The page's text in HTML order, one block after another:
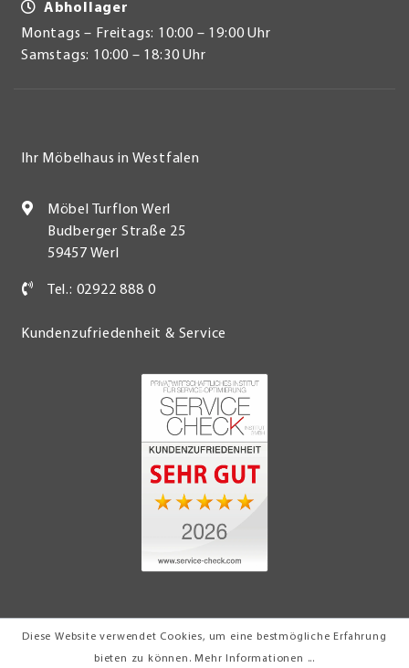
Diese Website verwendet Cookies, um eine bestmögliche Erfahrung
bieten zu können. Mehr Informationen ...
Abhollager
Montags – Freitags: 10:00 – 19:00 Uhr
Samstags: 10:00 – 18:30 Uhr
Ihr Möbelhaus in Westfalen
Möbel Turflon Werl
Budberger Straße 25
59457 Werl
Tel.: 02922 888 0
Kundenzufriedenheit & Service